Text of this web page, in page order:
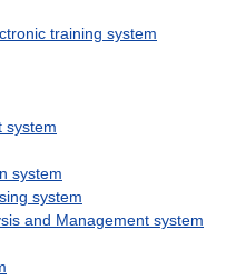
training system
system
system
system
and Management system